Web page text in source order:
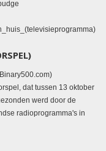
dat tussen 13 oktober
werd door de
radioprogramma's in